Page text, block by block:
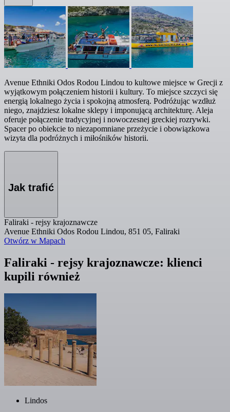
Avenue Ethniki Odos Rodou Lindou to kultowe miejsce w Grecji z
wyjątkowym połączeniem historii i kultury. To miejsce szczyci się
energią lokalnego życia i spokojną atmosferą. Podróżując wzdłuż
niego, znajdziesz lokalne sklepy i imponującą architekturę. Aleja
oferuje połączenie tradycyjnej i nowoczesnej greckiej rozrywki.
Spacer po obiekcie to niezapomniane przeżycie i obowiązkowa
wizyta dla podróżnych i miłośników historii.
Jak trafić
Faliraki - rejsy krajoznawcze
Avenue Ethniki Odos Rodou Lindou, 851 05, Faliraki
Otwórz w Mapach
Faliraki - rejsy krajoznawcze: klienci
kupili również
Lindos